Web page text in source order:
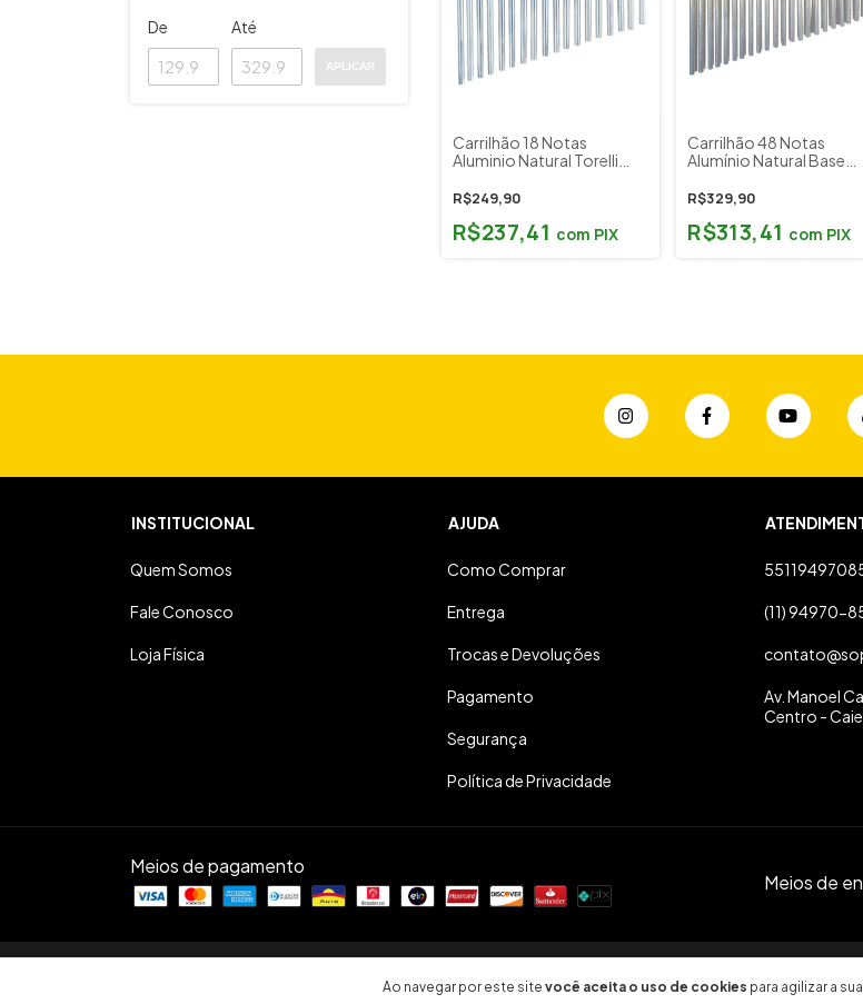
Ao navegar por este site você aceita o uso de cookies para agilizar a
De Até
APLICAR
Carrilhão 18 Notas
Aluminio Natural Torelli
R$249,90
R$237,41 com PIX
Carrilhão 48 Notas
Alumínio Natural Base
R$329,90
R$313,41 com PIX
INSTITUCIONAL
Quem Somos
Fale Conosco
Loja Física
AJUDA
Como Comprar
Entrega
Trocas e Devoluções
Pagamento
Segurança
Política de Privacidade
(11) 94970-
Av. Manoel
Centro -
Meios de pagamento
Meios de